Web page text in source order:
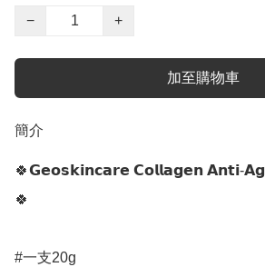
−
+
加至購物車
簡介
🍀𝗚𝗲𝗼𝘀𝗸𝗶𝗻𝗰𝗮𝗿𝗲 𝗖𝗼𝗹𝗹𝗮𝗴𝗲𝗻 𝗔𝗻𝘁𝗶-
🍀
#一支20g